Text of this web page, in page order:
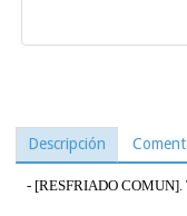
Descripción
- [RESFRIADO COMUN].